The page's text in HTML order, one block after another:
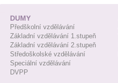
DUMY
Předškolní vzdělávání
Základní vzdělávání 1.stupeň
Základní vzdělávání 2.stupeň
Středoškolské vzdělávání
Speciální vzdělávání
DVPP